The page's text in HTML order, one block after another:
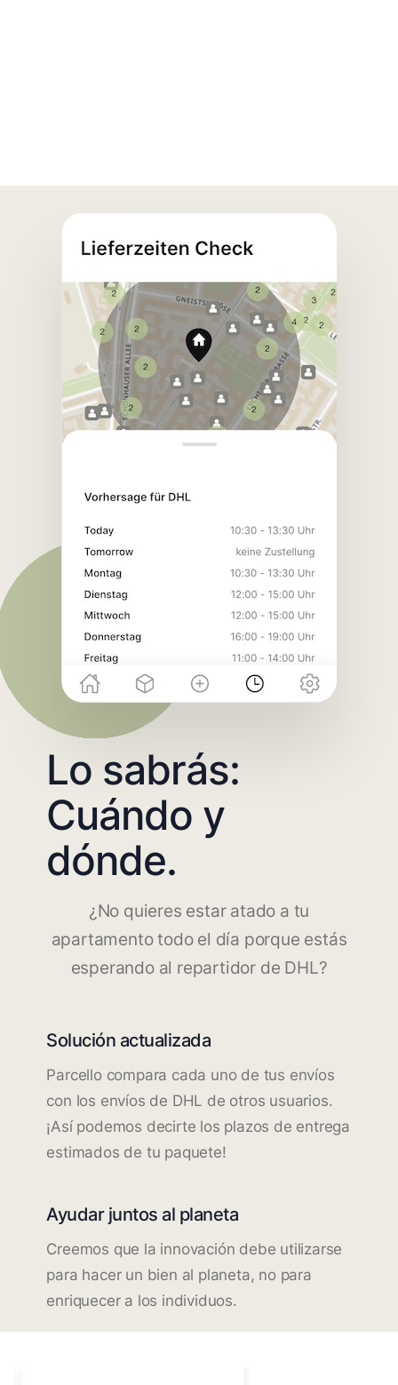
Lo sabrás:
Cuándo y
dónde.
¿No quieres estar atado a tu
apartamento todo el día porque estás
esperando al repartidor de DHL?
Solución actualizada
Parcello compara cada uno de tus envíos
con los envíos de DHL de otros usuarios.
¡Así podemos decirte los plazos de entrega
estimados de tu paquete!
Ayudar juntos al planeta
Creemos que la innovación debe utilizarse
para hacer un bien al planeta, no para
enriquecer a los individuos.